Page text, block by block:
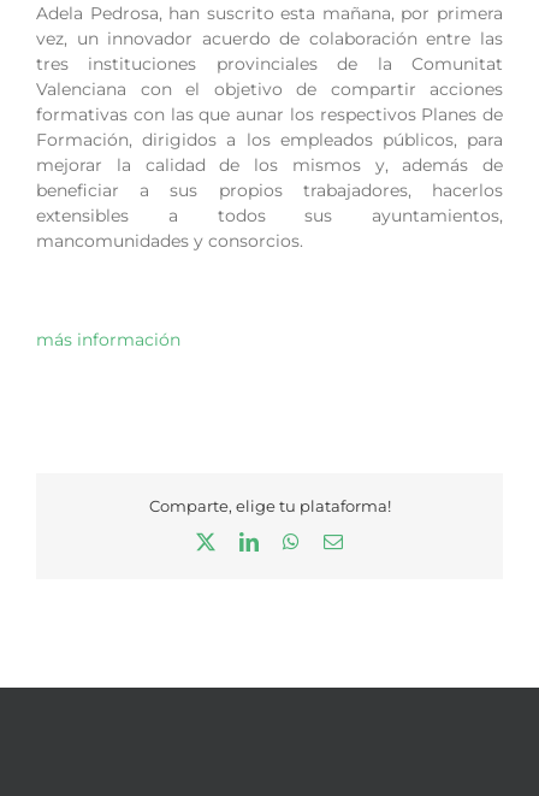
Adela Pedrosa, han suscrito esta mañana, por primera
vez, un innovador acuerdo de colaboración entre las
tres instituciones provinciales de la Comunitat
Valenciana con el objetivo de compartir acciones
formativas con las que aunar los respectivos Planes de
Formación, dirigidos a los empleados públicos, para
mejorar la calidad de los mismos y, además de
beneficiar a sus propios trabajadores, hacerlos
extensibles a todos sus ayuntamientos,
mancomunidades y consorcios.
más información
Comparte, elige tu plataforma!
LinkedInWhatsApp
Correo